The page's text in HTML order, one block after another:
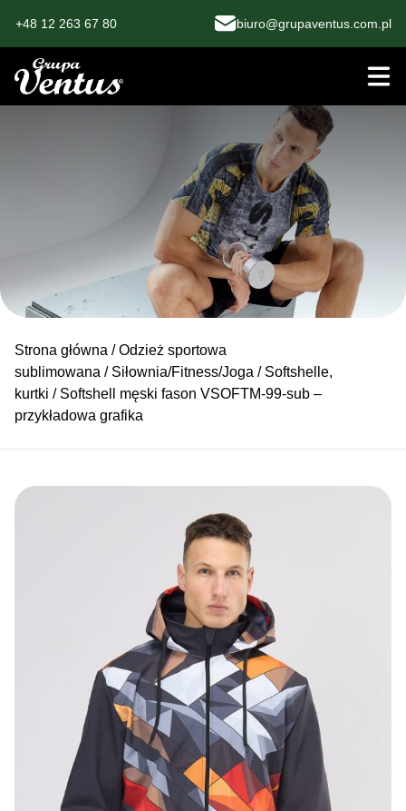
+48 12 263 67 80 biuro@grupaventus.com.pl
Strona główna /Odzież sportowa
sublimowana / Siłownia/Fitness/Joga / Softshelle,
kurtki / Softshell męski fason VSOFTM-99-sub –
przykładowa grafika